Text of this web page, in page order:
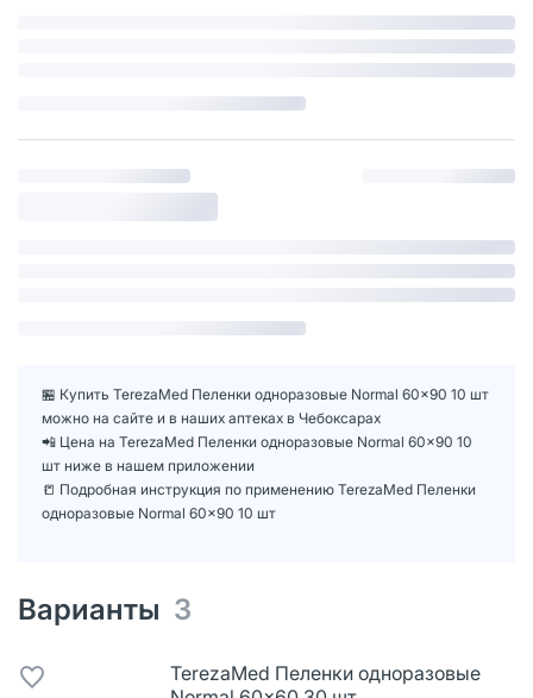
🏪 Купить TerezaMed Пеленки одноразовые Normal 60x90 10 шт
можно на сайте и в наших аптеках в Чебоксарах
📲 Цена на TerezaMed Пеленки одноразовые Normal 60x90 10
шт ниже в нашем приложении
📒 Подробная инструкция по применению TerezaMed Пеленки
одноразовые Normal 60x90 10 шт
Варианты 3
TerezaMed Пеленки одноразовые